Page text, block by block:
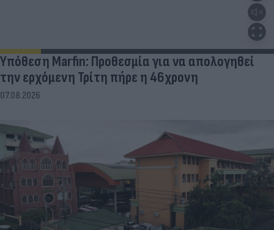
Υπόθεση Marfin: Προθεσμία για να απολογηθεί
την ερχόμενη Τρίτη πήρε η 46χρονη
07.08.2026